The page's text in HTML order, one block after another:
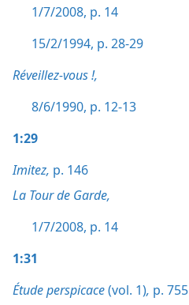
1/7/2008, p. 14
15/2/1994, p. 28-29
Réveillez-vous !,
8/6/1990, p. 12-13
1:29
Imitez, p. 146
La Tour de Garde,
1/7/2008, p. 14
1:31
Étude perspicace(vol. 1), p. 755